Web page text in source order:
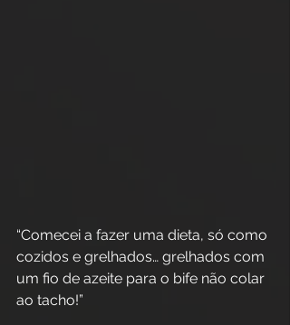
“Comecei a fazer uma dieta, só como
cozidos e grelhados… grelhados com
um fio de azeite para o bife não colar
ao tacho!”